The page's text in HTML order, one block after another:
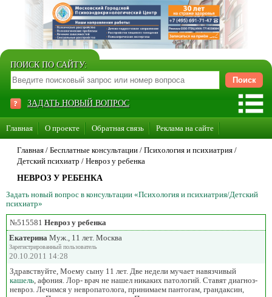
ПОИСК ПО САЙТУ:
ЗАДАТЬ НОВЫЙ ВОПРОС
Главная О проекте Обратная связь Реклама на сайте
Стать консультантом нашего сайта
Главная / Бесплатные консультации / Психология и психиатрия /
Детский психиатр / Невроз у ребенка
НЕВРОЗ У РЕБЕНКА
Задать новый вопрос в консультации «Психология и психиатрия/Детский
психиатр»
№515581 Невроз у ребенка
Екатерина Муж., 11 лет. Москва
Зарегистрированный пользователь
20.10.2011 14:28
Здравствуйте, Моему сыну 11 лет. Две недели мучает навязчивый
кашель , афония. Лор- врач не нашел никаких патологий. Ставят диагноз-
невроз. Лечимся у невропатолога, принимаем пантогам, грандаксин,